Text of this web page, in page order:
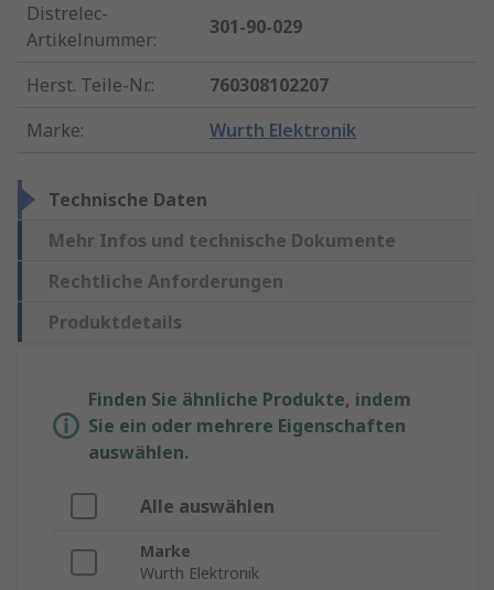
Distrelec-
Artikelnummer:
301-90-029
Herst. Teile-Nr.:
760308102207
Marke: Wurth Elektronik
Technische Daten
Mehr Infos und technische Dokumente
Rechtliche Anforderungen
Produktdetails
Finden Sie ähnliche Produkte, indem
Sie ein oder mehrere Eigenschaften
auswählen.
Alle auswählen
Marke
Wurth Elektronik